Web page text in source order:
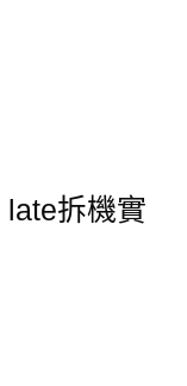
late拆機實